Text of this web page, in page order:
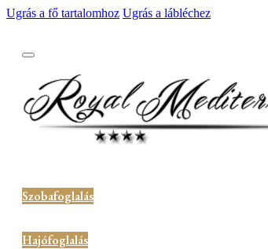
Ugrás a fő tartalomhoz Ugrás a lábléchez
Szobafoglalás
Hajófoglalás